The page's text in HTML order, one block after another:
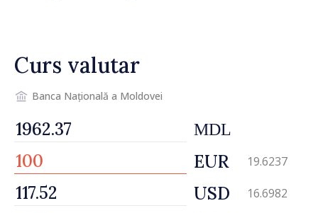
Curs valutar
Banca Națională a Moldovei
MDL
EUR 19.6237
USD 16.6982